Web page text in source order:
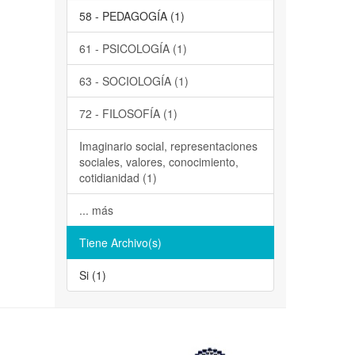
58 - PEDAGOGÍA (1)
61 - PSICOLOGÍA (1)
63 - SOCIOLOGÍA (1)
72 - FILOSOFÍA (1)
Imaginario social, representaciones
sociales, valores, conocimiento,
cotidianidad (1)
... más
Tiene Archivo(s)
Si (1)